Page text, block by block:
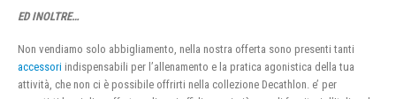
ED INOLTRE…
Non vendiamo solo abbigliamento, nella nostra offerta sono presenti tanti
accessori indispensabili per l’allenamento e la pratica agonistica della tua
attività, che non ci è possibile offrirti nella collezione Decathlon. e’ per